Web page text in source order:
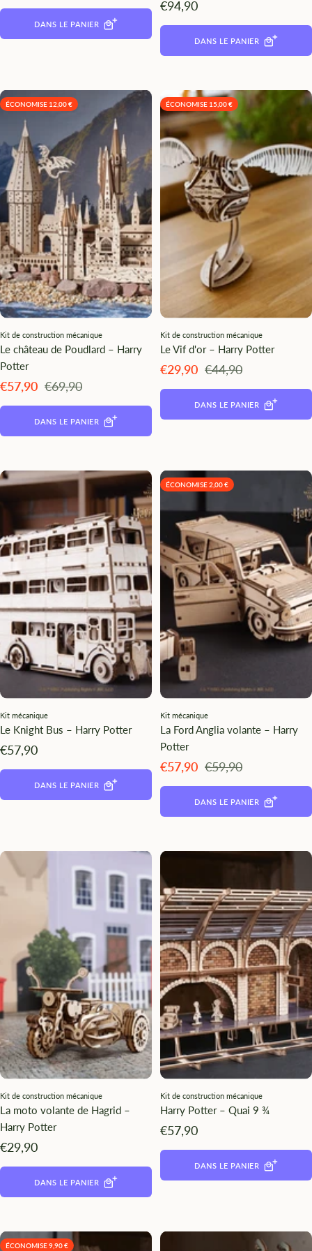
DANS LE PANIER
Angebotspreis
€94,90
DANS LE PANIER
ÉCONOMISE 12,00 €
Kit de construction mécanique
Le château de Poudlard – Harry
Potter
Angebotspreis
€57,90 Regulärer
€69,90
DANS LE PANIER
ÉCONOMISE 15,00 €
Kit de construction mécanique
Le Vif d'or – Harry Potter
Angebotspreis
€29,90 Regulärer
€44,90
DANS LE PANIER
Kit mécanique
Le Knight Bus – Harry Potter
Angebotspreis
€57,90
DANS LE PANIER
ÉCONOMISE 2,00 €
Kit mécanique
La Ford Anglia volante – Harry
Potter
Angebotspreis
€57,90 Regulärer
€59,90
DANS LE PANIER
Kit de construction mécanique
La moto volante de Hagrid –
Harry Potter
Angebotspreis
€29,90
DANS LE PANIER
Kit de construction mécanique
Harry Potter – Quai 9 ¾
Angebotspreis
€57,90
DANS LE PANIER
ÉCONOMISE 9,90 €